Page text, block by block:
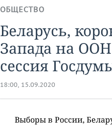
ОБЩЕСТВО
Беларусь,
Запада на
сессия
18:00, 15.09.2020
Выборы в России,